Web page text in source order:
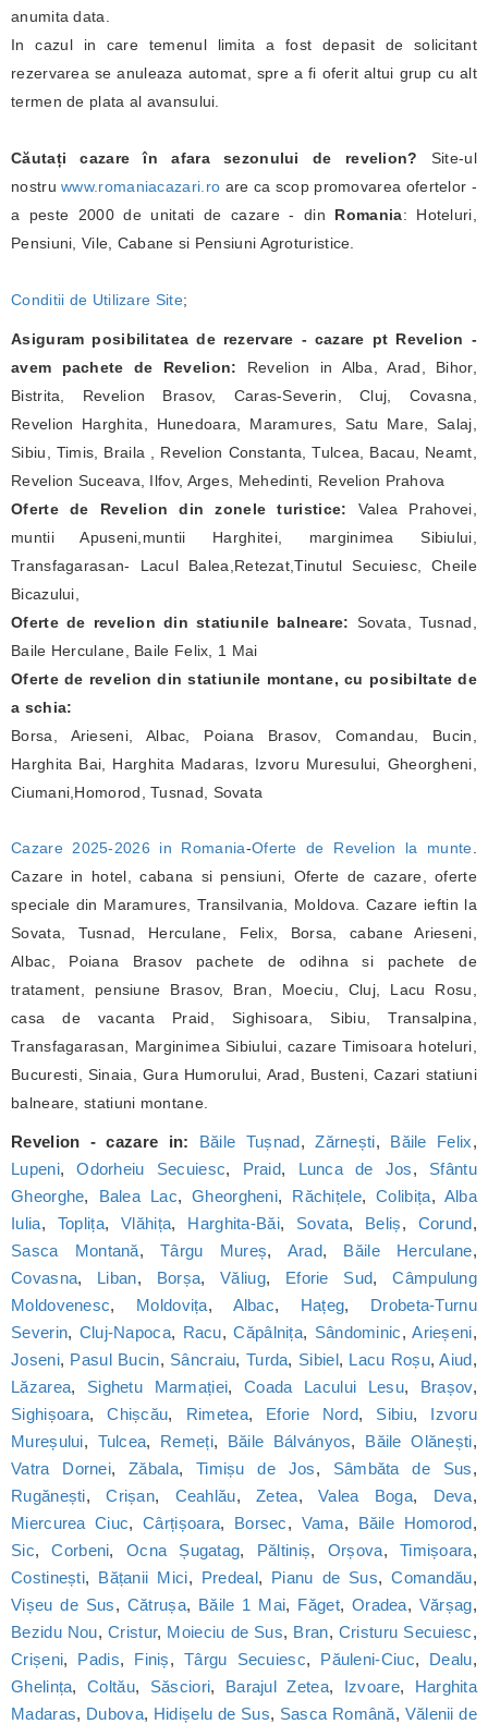
anumita data.
In cazul in care temenul limita a fost depasit de solicitant
rezervarea se anuleaza automat, spre a fi oferit altui grup cu alt
termen de plata al avansului.
Căutați cazare în afara sezonului de revelion? Site-ul
nostruwww.romaniacazari.ro are ca scop promovarea ofertelor -
a peste 2000 de unitati de cazare - din Romania: Hoteluri,
Pensiuni, Vile, Cabane si Pensiuni Agroturistice.
Conditii de Utilizare Site;
Asiguram posibilitatea de rezervare - cazare pt Revelion -
avem pachete de Revelion: Revelion in Alba, Arad, Bihor,
Bistrita, Revelion Brasov, Caras-Severin, Cluj, Covasna,
Revelion Harghita, Hunedoara, Maramures, Satu Mare, Salaj,
Sibiu, Timis, Braila , Revelion Constanta, Tulcea, Bacau, Neamt,
Revelion Suceava, Ilfov, Arges, Mehedinti, Revelion Prahova
Oferte de Revelion din zonele turistice: Valea Prahovei,
muntii Apuseni,muntii Harghitei, marginimea Sibiului,
Transfagarasan- Lacul Balea,Retezat,Tinutul Secuiesc, Cheile
Bicazului,
Oferte de revelion din statiunile balneare: Sovata, Tusnad,
Baile Herculane, Baile Felix, 1 Mai
Oferte de revelion din statiunile montane, cu posibiltate de
a schia:
Borsa, Arieseni, Albac, Poiana Brasov, Comandau, Bucin,
Harghita Bai, Harghita Madaras, Izvoru Muresului, Gheorgheni,
Ciumani,Homorod, Tusnad, Sovata
Cazare 2025-2026 in Romania-Oferte de Revelion la munte
Cazare in hotel, cabana si pensiuni, Oferte de cazare, oferte
speciale din Maramures, Transilvania, Moldova. Cazare ieftin la
Sovata, Tusnad, Herculane, Felix, Borsa, cabane Arieseni,
Albac, Poiana Brasov pachete de odihna si pachete de
tratament, pensiune Brasov, Bran, Moeciu, Cluj, Lacu Rosu,
casa de vacanta Praid, Sighisoara, Sibiu, Transalpina,
Transfagarasan, Marginimea Sibiului, cazare Timisoara hoteluri,
Bucuresti, Sinaia, Gura Humorului, Arad, Busteni, Cazari statiuni
balneare, statiuni montane.
Revelion - cazare in: Băile Tușnad,Zărnești, Băile Felix,
Lupeni,Odorheiu Secuiesc, Praid, Lunca de Jos, Sfântu
Gheorghe, Balea Lac,Gheorgheni, Răchițele,Colibița, Alba
Iulia, Toplița,Vlăhița, Harghita-Băi, Sovata, Beliș, Corund,
Sasca Montană,Târgu Mureș, Arad, Băile Herculane,
Covasna, Liban, Borșa,Văliug, Eforie Sud,Câmpulung
Moldovenesc, Moldovița, Albac, Hațeg, Drobeta-Turnu
Severin, Cluj-Napoca, Racu,Căpâlnița, Sândominic,Arieșeni,
Joseni, Pasul Bucin, Sâncraiu, Turda, Sibiel, Lacu Roșu,Aiud,
Lăzarea, Sighetu Marmației,Coada Lacului Lesu, Brașov,
Sighișoara,Chișcău, Rimetea, Eforie Nord, Sibiu, Izvoru
Mureșului, Tulcea, Remeți, Băile Bálványos, Băile Olănești,
Vatra Dornei,Zăbala, Timișu de Jos, Sâmbăta de Sus,
Rugănești,Crișan, Ceahlău,Zetea,Valea Boga, Deva,
Miercurea Ciuc,Cârțișoara, Borsec, Vama, Băile Homorod,
Sic,Corbeni, Ocna Șugatag, Păltiniș, Orșova, Timișoara,
Costinești, Bățanii Mici, Predeal, Pianu de Sus,Comandău,
Vișeu de Sus, Cătrușa, Băile 1 Mai, Făget, Oradea, Vărșag,
Bezidu Nou,Cristur, Moieciu de Sus, Bran, Cristuru Secuiesc,
Crișeni, Padis, Finiș,Târgu Secuiesc, Păuleni-Ciuc, Dealu,
Ghelința,Coltău, Săsciori, Barajul Zetea, Izvoare, Harghita
Madaras, Dubova, Hidișelu de Sus, Sasca Română, Vălenii de